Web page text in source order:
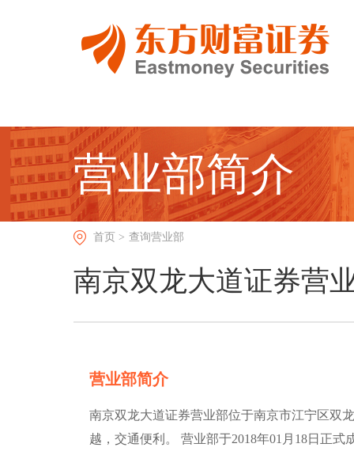
营业部简介
首页 > 查询营业部
南京双龙大道证券营
营业部简介
南京双龙大道证券营业部位于南京市江宁区双
越，交通便利。 营业部于2018年01月18日正